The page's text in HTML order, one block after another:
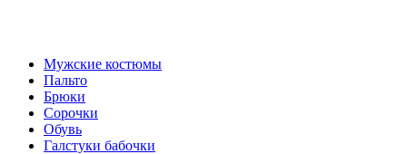
Мужские костюмы
Пальто
Брюки
Сорочки
Обувь
Галстуки бабочки